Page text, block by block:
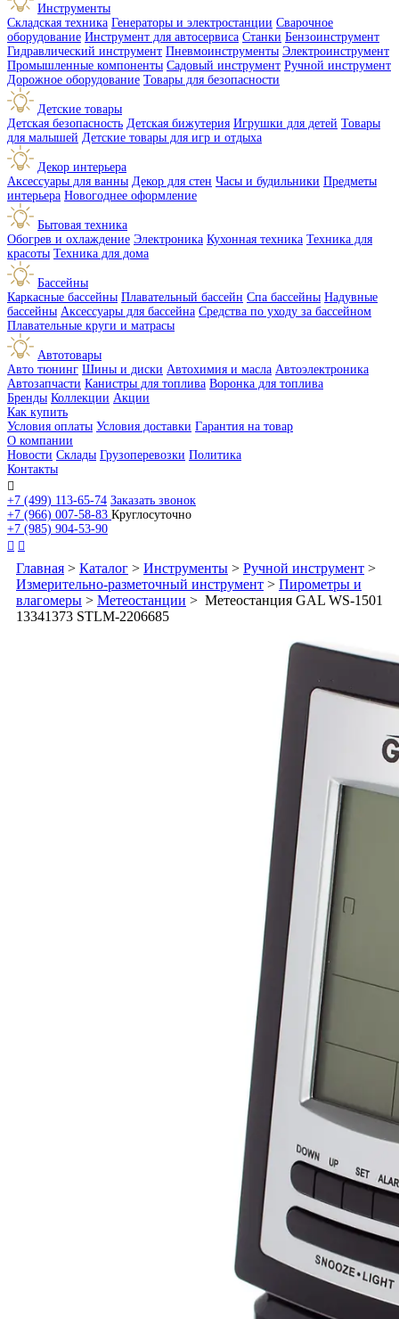
Инструменты
Складская техника Генераторы и электростанции Сварочное
оборудование Инструмент для автосервиса Станки Бензоинструмент
Гидравлический инструмент Пневмоинструменты Электроинструмент
Промышленные компоненты Садовый инструмент Ручной инструмент
Дорожное оборудование Товары для безопасности
Детские товары
Детская безопасность Детская бижутерия Игрушки для детей Товары
для малышей Детские товары для игр и отдыха
Декор интерьера
Аксессуары для ванны Декор для стен Часы и будильники Предметы
интерьера Новогоднее оформление
Бытовая техника
Обогрев и охлаждение Электроника Кухонная техника Техника для
красоты Техника для дома
Бассейны
Каркасные бассейны Плавательный бассейн Спа бассейны Надувные
бассейны Аксессуары для бассейна Средства по уходу за бассейном
Плавательные круги и матрасы
Автотовары
Авто тюнинг Шины и диски Автохимия и масла Автоэлектроника
Автозапчасти Канистры для топлива Воронка для топлива
Бренды Коллекции Акции
Как купить
Условия оплаты Условия доставки Гарантия на товар
О компании
Новости Склады Грузоперевозки Политика
Контакты

+7 (499) 113-65-74 Заказать звонок
+7 (966) 007-58-83 Круглосуточно
+7 (985) 904-53-90
 
Главная > Каталог > Инструменты > Ручной инструмент >
Измерительно-разметочный инструмент > Пирометры и
влагомеры > Метеостанции > Метеостанция GAL WS-1501
13341373 STLM-2206685